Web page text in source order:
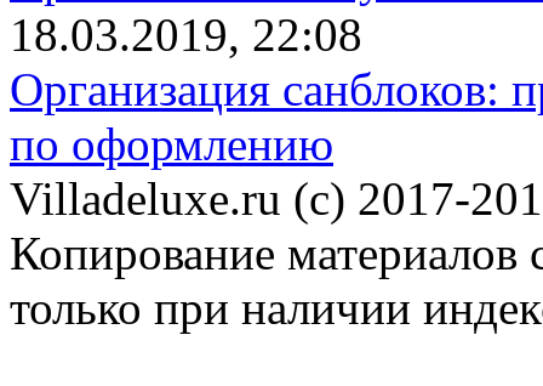
18.03.2019, 22:08
Организация санблоков:
по оформлению
Villadeluxe.ru (c) 2017-
Копирование материалов
только при наличии